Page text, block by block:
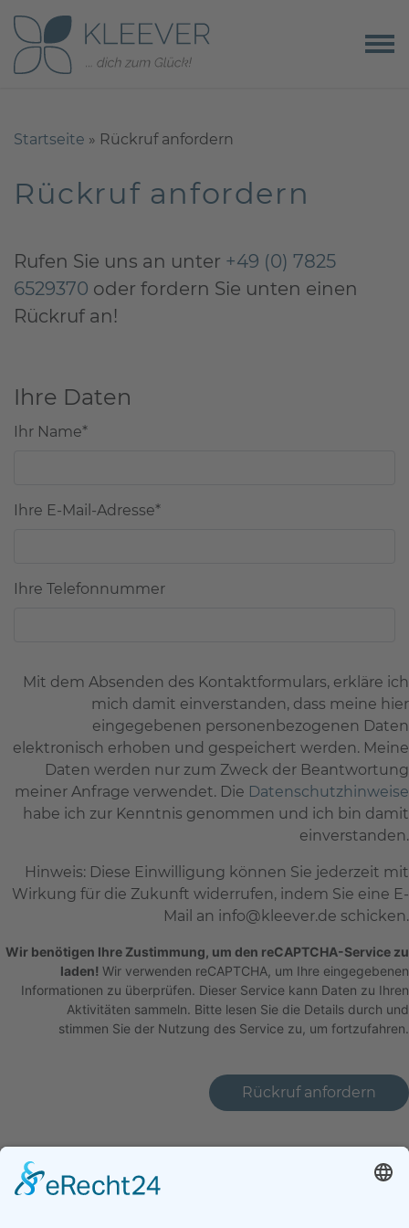
Startseite » Rückruf anfordern
Rückruf anfordern
Rufen Sie uns an unter +49 (0) 7825
6529370 oder fordern Sie unten einen
Rückruf an!
Ihre Daten
Ihr Name*
Ihre E-Mail-Adresse*
Ihre Telefonnummer
Mit dem Absenden des Kontaktformulars, erkläre ich
mich damit einverstanden, dass meine hier
eingegebenen personenbezogenen Daten
elektronisch erhoben und gespeichert werden. Meine
Daten werden nur zum Zweck der Beantwortung
meiner Anfrage verwendet. Die Datenschutzhinweise
habe ich zur Kenntnis genommen und ich bin damit
einverstanden.
Hinweis: Diese Einwilligung können Sie jederzeit mit
Wirkung für die Zukunft widerrufen, indem Sie eine E-
Mail an info@kleever.de schicken.
Wir benötigen Ihre Zustimmung, um den reCAPTCHA-Service zu
laden! Wir verwenden reCAPTCHA, um Ihre eingegebenen
Informationen zu überprüfen. Dieser Service kann Daten zu Ihren
Aktivitäten sammeln. Bitte lesen Sie die Details durch
stimmen Sie der Nutzung des Service zu , um fortzufahren.
submit